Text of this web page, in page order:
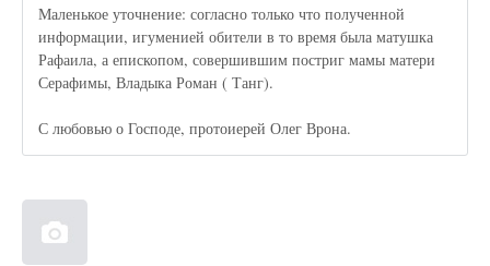
Маленькое уточнение: согласно только что полученной
информации, игуменией обители в то время была матушка
Рафаила, а епископом, совершившим постриг мамы матери
Серафимы, Владыка Роман ( Танг).
С любовью о Господе, протоиерей Олег Врона.